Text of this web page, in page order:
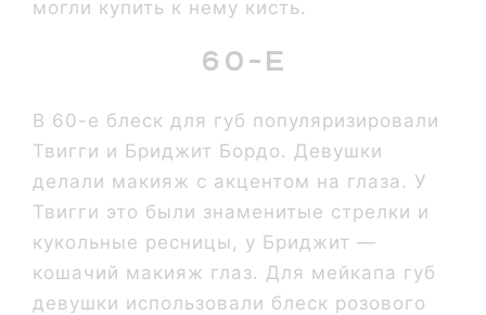
могли купить к нему кисть.
60-е
В 60-е блеск для губ популяризировали
Твигги и Бриджит Бордо. Девушки
делали макияж с акцентом на глаза. У
Твигги это были знаменитые стрелки и
кукольные ресницы, у Бриджит —
кошачий макияж глаз. Для мейкапа губ
девушки использовали блеск розового